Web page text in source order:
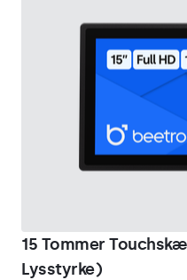
15 Tommer
Lysstyrke)